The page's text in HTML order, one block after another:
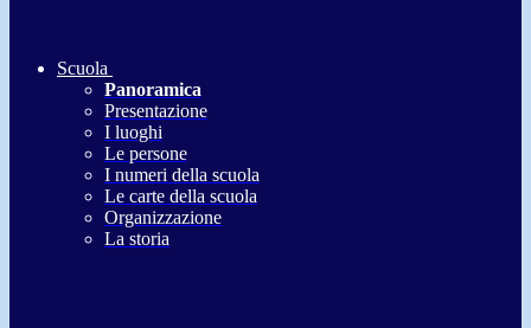
Scuola
Panoramica
Presentazione
I luoghi
Le persone
I numeri della scuola
Le carte della scuola
Organizzazione
La storia